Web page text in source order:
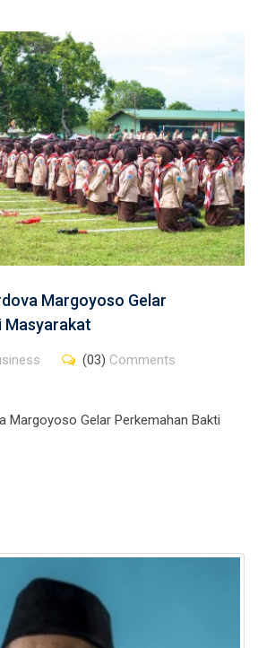
Margoyoso Gelar
Masyarakat
(03) Comments
Margoyoso Gelar Perkemahan Bakti